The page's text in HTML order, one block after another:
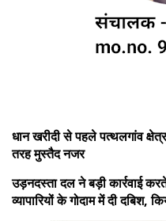
धान खरीदी से पहले पत्थलगांव
तरह मुस्‍तैद नजर
उड़नदस्ता दल ने बड़ी कार्रवाई
व्‍यापारियों के गोदाम में दी दबिश,